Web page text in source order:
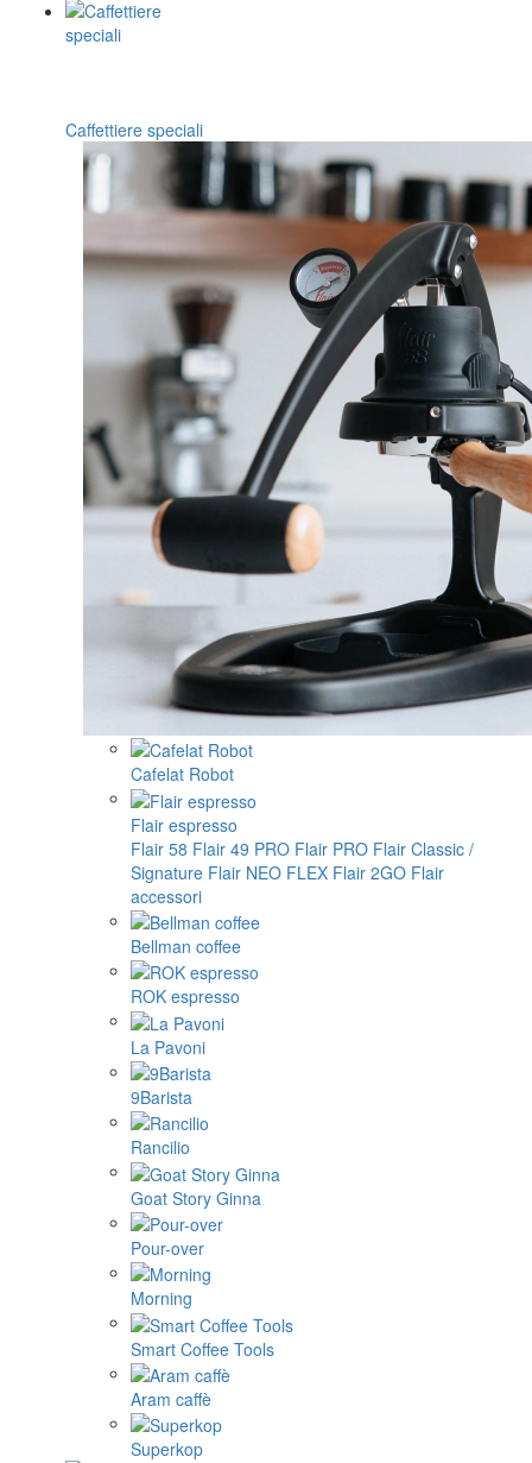
Caffettiere speciali
Cafelat Robot
Flair espresso
Flair 58 Flair 49 PRO Flair PRO Flair Classic /
Signature Flair NEO FLEX Flair 2GO Flair
accessori
Bellman coffee
ROK espresso
La Pavoni
9Barista
Rancilio
Goat Story Ginna
Pour-over
Morning
Smart Coffee Tools
Aram caffè
Superkop